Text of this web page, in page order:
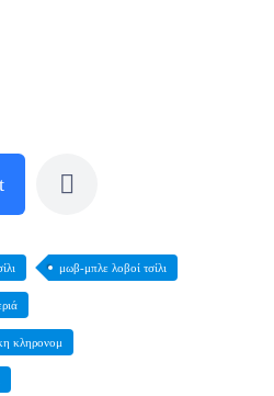
μωβ-μπλε λοβοί τσίλι
κληρονομ